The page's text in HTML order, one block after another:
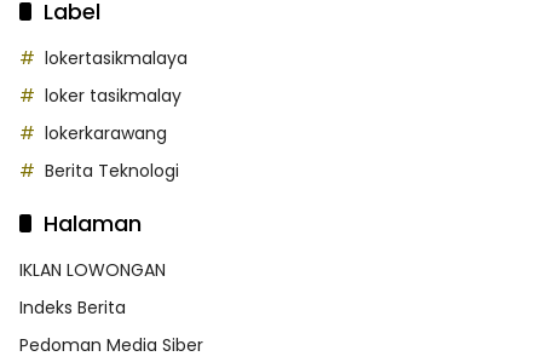
Label
lokertasikmalaya
loker tasikmalay
lokerkarawang
Berita Teknologi
Halaman
IKLAN LOWONGAN
Indeks Berita
Pedoman Media Siber